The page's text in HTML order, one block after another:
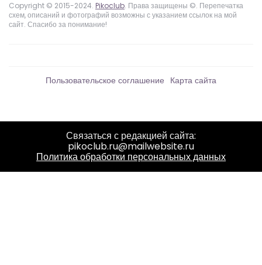
Copyright © 2015-2024. Pikoclub. Права защищены ©. Перепечатка
схем, описаний и фотографий возможны с указанием ссылок на мой
сайт. Спасибо за понимание!
Пользовательское соглашение Карта сайта
Связаться с редакцией сайта:
pikoclub.ru@mailwebsite.ru
Политика обработки персональных данных